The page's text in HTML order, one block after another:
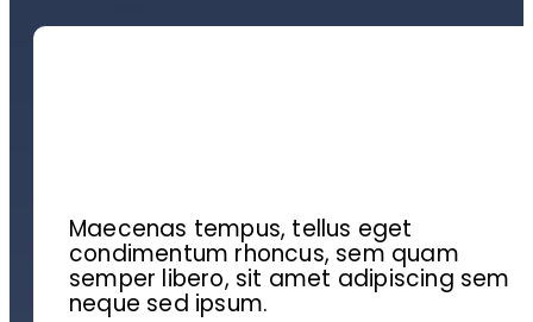
Maecenas tempus, tellus eget
condimentum rhoncus, sem quam
semper libero, sit amet adipiscing sem
neque sed ipsum.